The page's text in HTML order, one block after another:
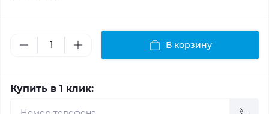
В корзину
Купить в 1 клик: